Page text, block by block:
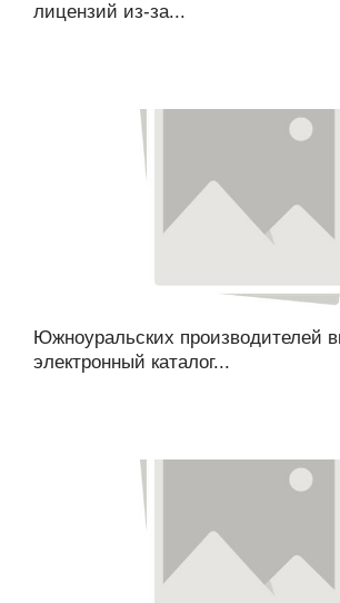
лицензий из-за...
Южноуральских производителей
электронный каталог...